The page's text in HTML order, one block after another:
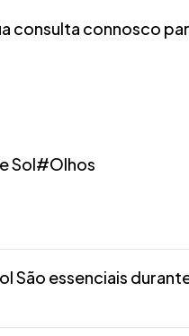
consulta connosco
Sol Olhos
São essenciais